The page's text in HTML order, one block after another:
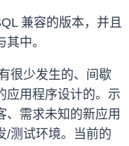
兼容的版本，并且
其中。
很少发生的、间歇
应用程序设计的。示
、需求未知的新应用
/测试环境。当前的